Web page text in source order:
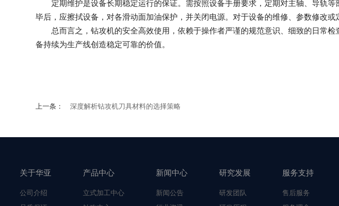
定期维护是设备长期稳定运行的保证。需按照设备手册要求，定期对主轴、导轨等
毕后，应擦拭设备，对各滑动面加油保护，并关闭电源。对于设备的维修、参数修改或
总而言之，钻攻机的安全高效使用，依赖于操作者严谨的规范意识、细致的日常检
备持续为生产线创造稳定可靠的价值。
上一条： 深度解析钻攻机刀具材料的选择策略
关于华亚
公司介绍
产品中心
立式加工中心
新闻中心
新闻公告
研究发展
研发团队
服务支持
售后服务